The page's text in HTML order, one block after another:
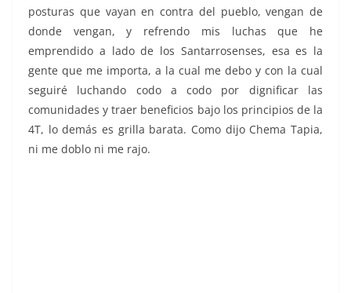
posturas que vayan en contra del pueblo, vengan de
donde vengan, y refrendo mis luchas que he
emprendido a lado de los Santarrosenses, esa es la
gente que me importa, a la cual me debo y con la cual
seguiré luchando codo a codo por dignificar las
comunidades y traer beneficios bajo los principios de la
4T, lo demás es grilla barata. Como dijo Chema Tapia,
ni me doblo ni me rajo.